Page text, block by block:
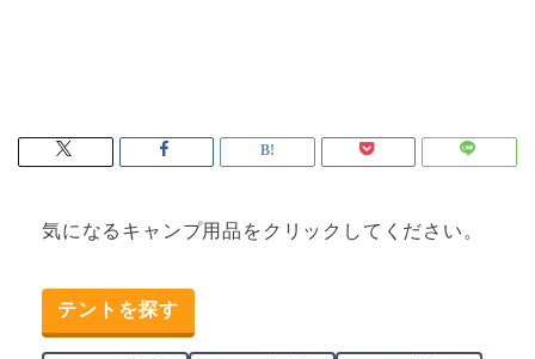
気になるキャンプ用品をクリックしてください。
テントを探す